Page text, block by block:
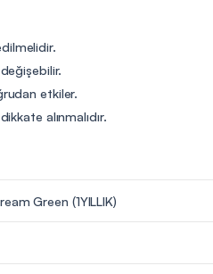
etkiler.
alınmalıdır.
Green (1YILLIK)